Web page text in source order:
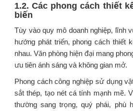
1.2. Các phong cách thiết
biến
Tùy vào quy mô doanh nghiệp, lĩnh
hướng phát triển, phong cách thiết
nhau. Văn phòng hiện đại mang
ưu tiên ánh sáng và không gian mở.
Phong cách công nghiệp sử dụng
sắt thép, tạo nét cá tính mạnh mẽ.
thường sang trọng, quý phái, phù